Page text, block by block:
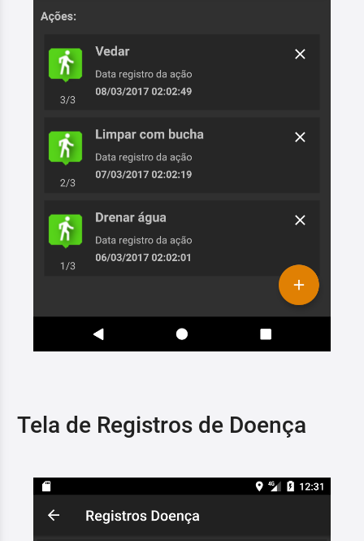
Tela de Registros de Doença